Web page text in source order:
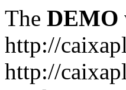
The DEMO
http://
http://